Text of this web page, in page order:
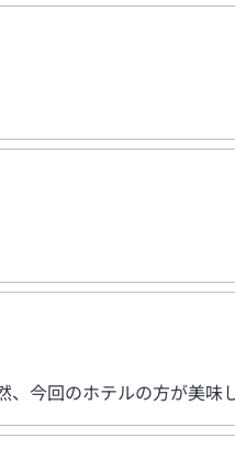
今回のホテルの方が美